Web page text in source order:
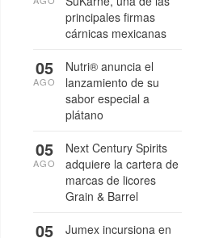
principales firmas
cárnicas mexicanas
Nutri® anuncia el
lanzamiento de su
sabor especial a
plátano
05
AGO
Next Century Spirits
adquiere la cartera de
marcas de licores
Grain & Barrel
05
AGO
Jumex incursiona en
05